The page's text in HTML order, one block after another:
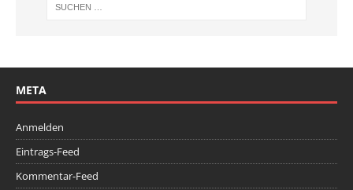
META
Anmelden
Eintrags-Feed
Kommentar-Feed